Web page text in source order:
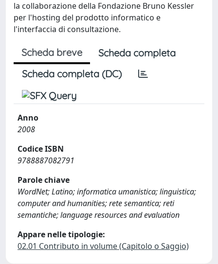
la collaborazione della Fondazione Bruno Kessler
per l'hosting del prodotto informatico e
l'interfaccia di consultazione.
Scheda breve
Scheda completa
Scheda completa (DC)
Anno
2008
Codice ISBN
9788887082791
Parole chiave
WordNet; Latino; informatica umanistica; linguistica;
computer and humanities; rete semantica; reti
semantiche; language resources and evaluation
Appare nelle tipologie:
02.01 Contributo in volume (Capitolo o Saggio)